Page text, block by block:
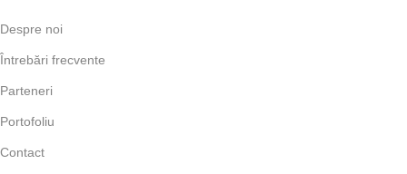
Despre noi
Întrebări frecvente
Parteneri
Portofoliu
Contact